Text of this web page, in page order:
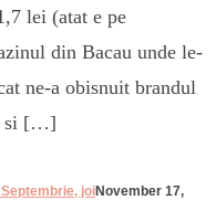
lei (atat e pe
din Bacau unde le-
ne-a obisnuit brandul
si […]
joiNovember 17,